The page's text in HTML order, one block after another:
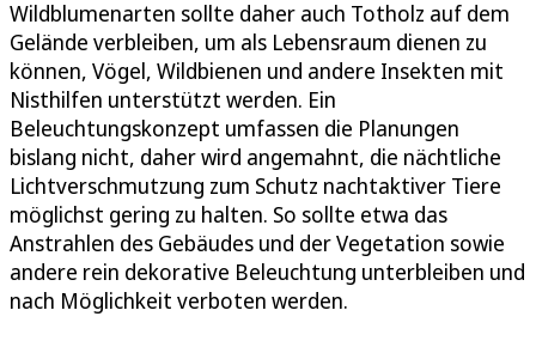
Wildblumenarten sollte daher auch Totholz auf dem
Gelände verbleiben, um als Lebensraum dienen zu
können, Vögel, Wildbienen und andere Insekten mit
Nisthilfen unterstützt werden. Ein
Beleuchtungskonzept umfassen die Planungen
bislang nicht, daher wird angemahnt, die nächtliche
Lichtverschmutzung zum Schutz nachtaktiver Tiere
möglichst gering zu halten. So sollte etwa das
Anstrahlen des Gebäudes und der Vegetation sowie
andere rein dekorative Beleuchtung unterbleiben und
nach Möglichkeit verboten werden.